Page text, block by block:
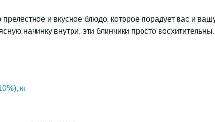
и вкусное блюдо, которое порадует вас и
начинку внутри, эти блинчики просто восхитительны.
кг